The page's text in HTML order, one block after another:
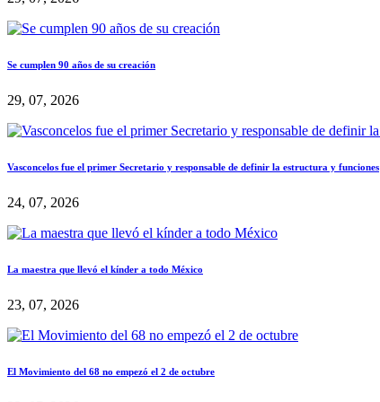
Se cumplen 90 años de su creación
29, 07, 2026
Vasconcelos fue el primer Secretario y responsable de definir la estructura y funciones
24, 07, 2026
La maestra que llevó el kínder a todo México
23, 07, 2026
El Movimiento del 68 no empezó el 2 de octubre